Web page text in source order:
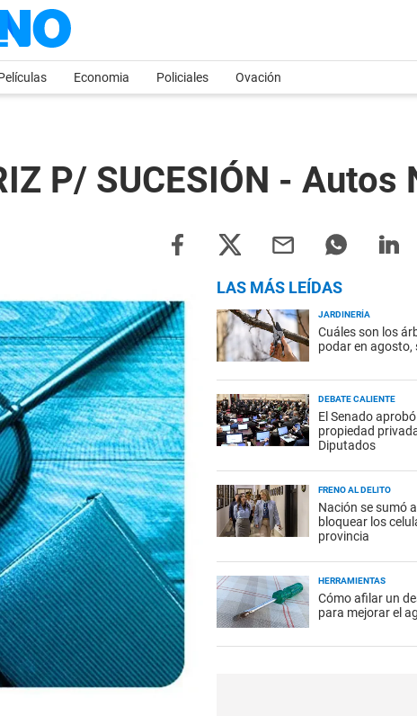
Economia Policiales Ovación
P/ SUCESIÓN - Autos
LAS MÁS LEÍDAS
JARDINERÍA
Cuáles son los
podar en agosto,
DEBATE CALIENTE
El Senado
propiedad
Diputados
FRENO AL DELITO
Nación se sumó
bloquear los
provincia
HERRAMIENTAS
Cómo afilar un
para mejorar el